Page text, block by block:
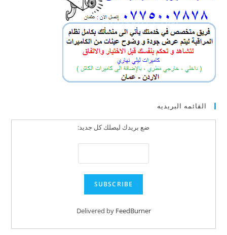
القائمه البريديه
ضع بريدك ليصلك كل جديد:
Delivered by FeedBurner